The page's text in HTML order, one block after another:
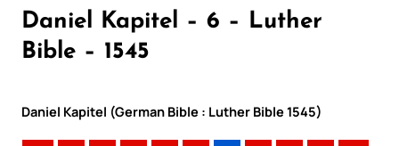
Daniel Kapitel – 6 – Luther
Bible – 1545
Daniel Kapitel (German Bible : Luther Bible 1545)